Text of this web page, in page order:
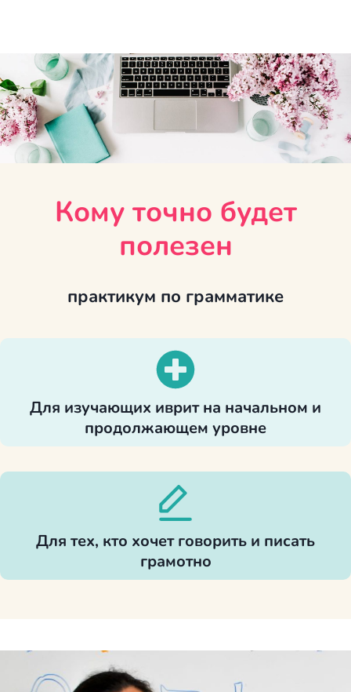
Кому точно будет
полезен
практикум по грамматике
Для изучающих иврит на начальном и
продолжающем уровне
Для тех, кто хочет говорить и писать
грамотно